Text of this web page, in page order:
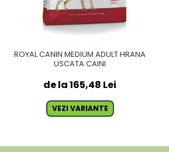
ROYAL CANIN MEDIUM ADULT HRANA
USCATA CAINI
de la 165,48 Lei
VEZI VARIANTE